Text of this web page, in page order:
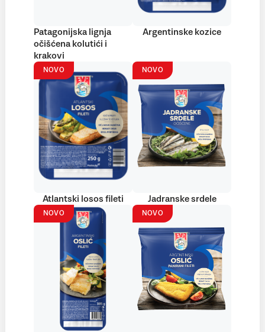
Patagonijska lignja
očišćena kolutići i
krakovi
Argentinske kozice
NOVO
Atlantski losos fileti
NOVO
Jadranske srdele
NOVO NOVO